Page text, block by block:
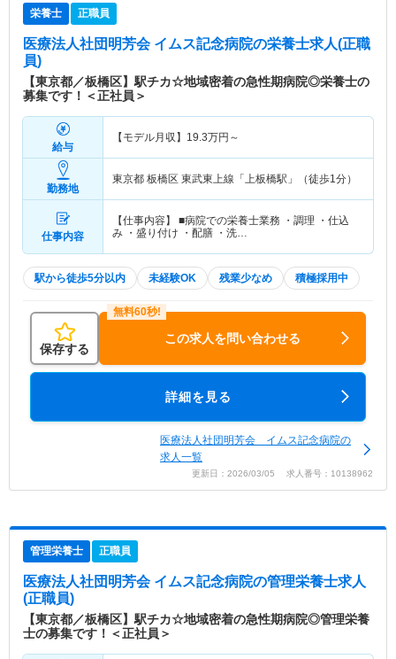
栄養士 正職員
医療法人社団明芳会 イムス記念病院の栄養士求人(正職
員)
【東京都／板橋区】駅チカ☆地域密着の急性期病院◎栄養士の
募集です！＜正社員＞
給与
【モデル月収】 19.3万円～
勤務地
東京都 板橋区 東武東上線「上板橋駅」（徒歩1分）
仕事内容
【仕事内容】 ■病院での栄養士業務 ・調理 ・仕込
み ・盛り付け ・配膳 ・洗…
駅から徒歩5分以内 未経験OK 残業少なめ 積極採用中
保存する
この求人を問い合わせる
詳細を見る
医療法人社団明芳会 イムス記念病院の
求人一覧
更新日：2026/03/05 求人番号：10138962
管理栄養士 正職員
医療法人社団明芳会 イムス記念病院の管理栄養士求人
(正職員)
【東京都／板橋区】駅チカ☆地域密着の急性期病院◎管理栄養
士の募集です！＜正社員＞